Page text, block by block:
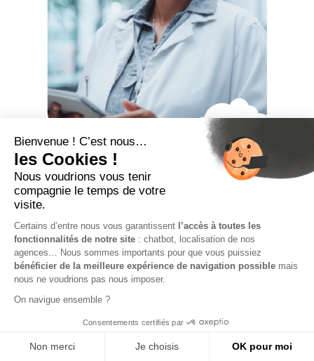
Portage salarial et
arrêt maladie : ce qu’il
faut savoir
Le salarié porté bénéficie-t-il des mêmes indemnités
qu’un salarié classique en cas de maladie ? Le
autonomes de combiner indépendance et sécurité